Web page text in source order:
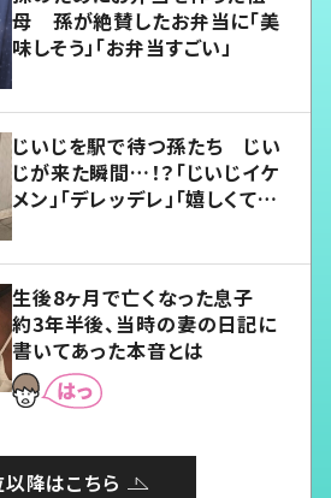
母 孫が絶賛したお弁当に「美
味しそう」「お弁当すごい」
じいじを駅で待つ孫たち じい
じが来た瞬間…！？「じいじイケ
メン」「デレッデレ」「嬉しくて可
生後8ヶ月で亡くなった息子
約3年半後、当時の妻の日記に
書いてあった本音とは
降はこちら